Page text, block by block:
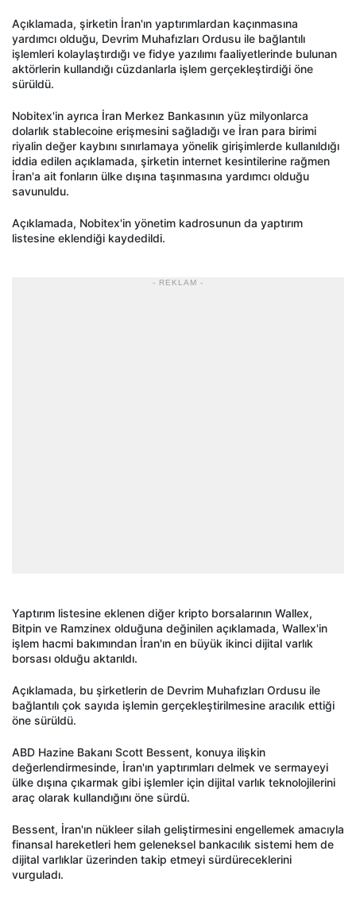
Açıklamada, şirketin İran'ın yaptırımlardan kaçınmasına
yardımcı olduğu, Devrim Muhafızları Ordusu ile bağlantılı
işlemleri kolaylaştırdığı ve fidye yazılımı faaliyetlerinde bulunan
aktörlerin kullandığı cüzdanlarla işlem gerçekleştirdiği öne
sürüldü.
Nobitex'in ayrıca İran Merkez Bankasının yüz milyonlarca
dolarlık stablecoine erişmesini sağladığı ve İran para birimi
riyalin değer kaybını sınırlamaya yönelik girişimlerde kullanıldığı
iddia edilen açıklamada, şirketin internet kesintilerine rağmen
İran'a ait fonların ülke dışına taşınmasına yardımcı olduğu
savunuldu.
Açıklamada, Nobitex'in yönetim kadrosunun da yaptırım
listesine eklendiği kaydedildi.
- REKLAM -
Yaptırım listesine eklenen diğer kripto borsalarının Wallex,
Bitpin ve Ramzinex olduğuna değinilen açıklamada, Wallex'in
işlem hacmi bakımından İran'ın en büyük ikinci dijital varlık
borsası olduğu aktarıldı.
Açıklamada, bu şirketlerin de Devrim Muhafızları Ordusu ile
bağlantılı çok sayıda işlemin gerçekleştirilmesine aracılık ettiği
öne sürüldü.
ABD Hazine Bakanı Scott Bessent, konuya ilişkin
değerlendirmesinde, İran'ın yaptırımları delmek ve sermayeyi
ülke dışına çıkarmak gibi işlemler için dijital varlık teknolojilerini
araç olarak kullandığını öne sürdü.
Bessent, İran'ın nükleer silah geliştirmesini engellemek amacıyla
finansal hareketleri hem geleneksel bankacılık sistemi hem de
dijital varlıklar üzerinden takip etmeyi sürdüreceklerini
vurguladı.